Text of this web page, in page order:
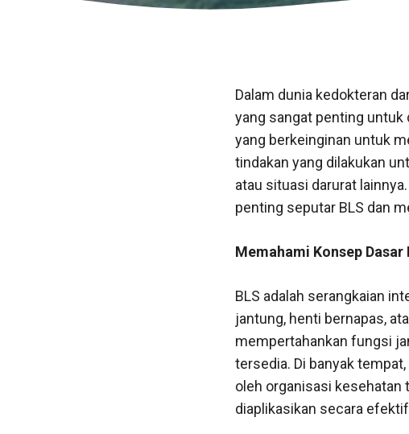
Dalam dunia kedokteran
yang sangat penting untuk
yang berkeinginan untuk
tindakan yang dilakukan
atau situasi darurat
penting seputar BLS dan
Memahami Konsep Dasar
BLS adalah serangkaian
jantung, henti bernapas,
mempertahankan fungsi
tersedia. Di banyak
oleh organisasi kesehatan
diaplikasikan secara